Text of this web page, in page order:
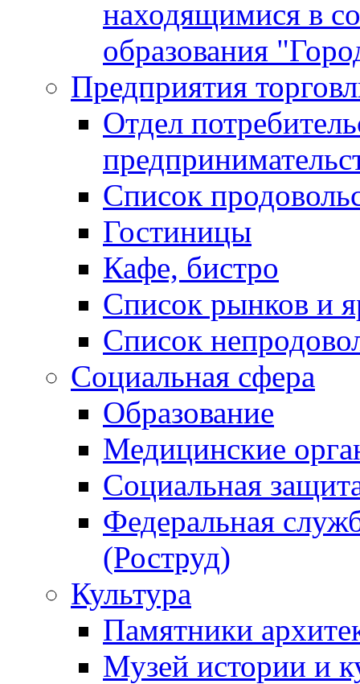
находящимися в
образования
Предприятия
Отдел
Список
Гостиницы
Кафе, бистро
Cписок рынков и
Список
Социальная сфера
Образование
Медицинские
Социальная
Федеральная
(Роструд)
Культура
Памятники
Музей истории и